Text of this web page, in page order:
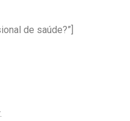
de saúde?”]